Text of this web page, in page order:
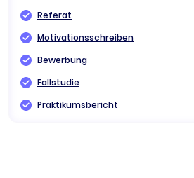
Referat
Motivationsschreiben
Bewerbung
Fallstudie
Praktikumsbericht